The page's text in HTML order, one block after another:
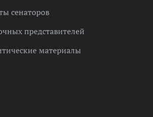
сенаторов
представителей
материалы